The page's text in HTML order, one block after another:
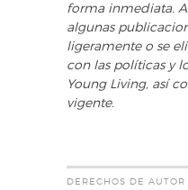
forma inmediata.
algunas
ligeramente o se
con las políticas y
Young Living, así
vigente.
DERECHOS DE